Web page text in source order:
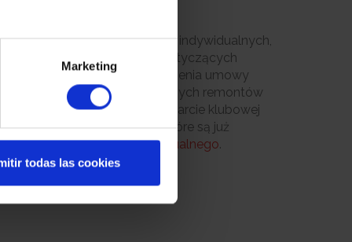
Marketing
todas las cookies
internetowej dla klientów indywidualnych,
do wszystkich informacji dotyczących
przy tym możliwość sprawdzenia umowy
płatności, śledzenia zleconych remontów
oferują zniżki, dzięki karcie klubowej
udogodnień. Osoby, które są już
na kontoklienta indywidualnego.